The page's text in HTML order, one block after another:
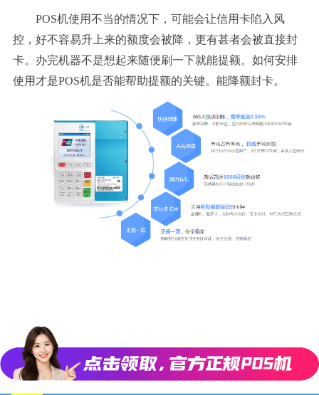
POS机使用不当的情况下，可能会让信用卡陷入风
控，好不容易升上来的额度会被降，更有甚者会被直接封
卡。办完机器不是想起来随便刷一下就能提额。如何安排
使用才是POS机是否能帮助提额的关键。 能降额封卡。